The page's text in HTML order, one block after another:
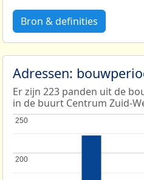
Bron & definities
Adressen:
Er zijn 223 panden uit de
in de buurt Centrum Zuid-
200
200
250
250